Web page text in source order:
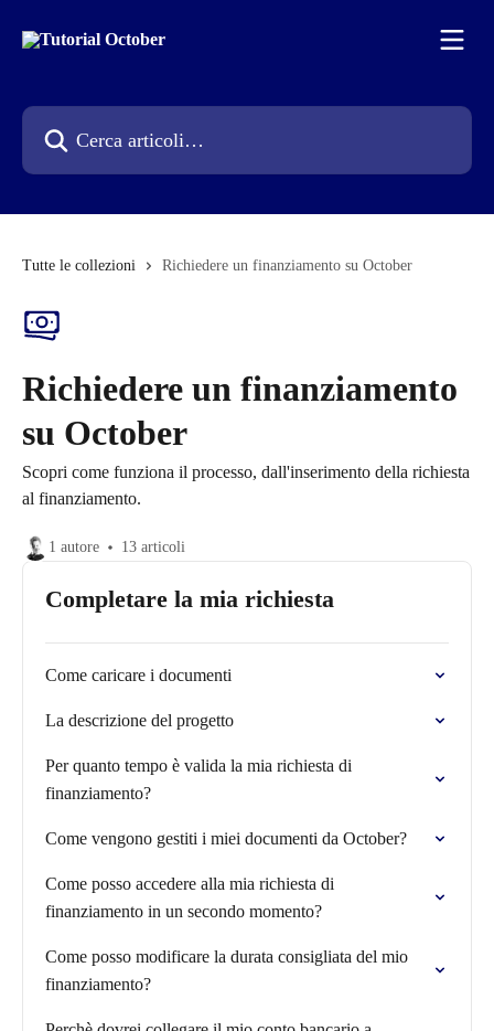
Cerca articoli…
Tutte le collezioni Richiedere un finanziamento su October
Richiedere un finanziamento
su October
Scopri come funziona il processo, dall'inserimento della richiesta
al finanziamento.
1 autore 13 articoli
Completare la mia richiesta
Come caricare i documenti
La descrizione del progetto
Per quanto tempo è valida la mia richiesta di
finanziamento?
Come vengono gestiti i miei documenti da October?
Come posso accedere alla mia richiesta di
finanziamento in un secondo momento?
Come posso modificare la durata consigliata del mio
finanziamento?